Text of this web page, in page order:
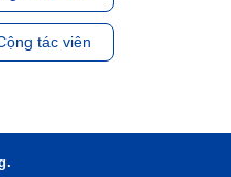
tác viên